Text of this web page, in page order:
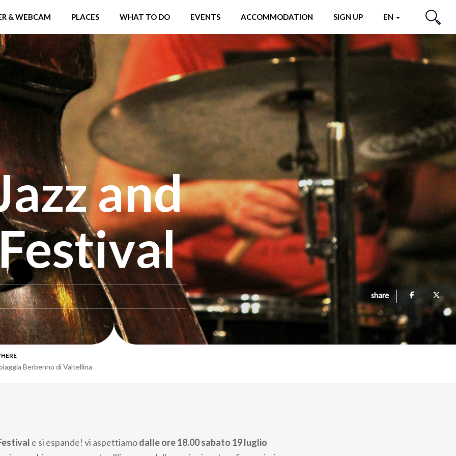
& WEBCAM PLACES WHAT TO DO EVENTS ACCOMMODATION SIGN UP EN
SEARCH
and
share
Berbenno di Valtellina
e si espande! vi aspettiamodalle ore 18.00sabato 19 luglio